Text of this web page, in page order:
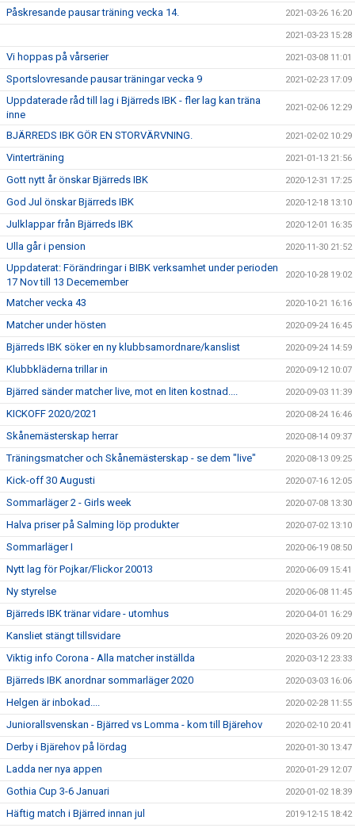
Påskresande pausar träning vecka 14. 2021-03-26 16:20
2021-03-23 15:28
Vi hoppas på vårserier 2021-03-08 11:01
Sportslovresande pausar träningar vecka 9 2021-02-23 17:09
Uppdaterade råd till lag i Bjärreds IBK - fler lag kan träna
inne
2021-02-06 12:29
BJÄRREDS IBK GÖR EN STORVÄRVNING. 2021-02-02 10:29
Vinterträning 2021-01-13 21:56
Gott nytt år önskar Bjärreds IBK 2020-12-31 17:25
God Jul önskar Bjärreds IBK 2020-12-18 13:10
Julklappar från Bjärreds IBK 2020-12-01 16:35
Ulla går i pension 2020-11-30 21:52
Uppdaterat: Förändringar i BIBK verksamhet under perioden
17 Nov till 13 Decemember
2020-10-28 19:02
Matcher vecka 43 2020-10-21 16:16
Matcher under hösten 2020-09-24 16:45
Bjärreds IBK söker en ny klubbsamordnare/kanslist 2020-09-24 14:59
Klubbkläderna trillar in 2020-09-12 10:07
Bjärred sänder matcher live, mot en liten kostnad.... 2020-09-03 11:39
KICKOFF 2020/2021 2020-08-24 16:46
Skånemästerskap herrar 2020-08-14 09:37
Träningsmatcher och Skånemästerskap - se dem "live" 2020-08-13 09:25
Kick-off 30 Augusti 2020-07-16 12:05
Sommarläger 2 - Girls week 2020-07-08 13:30
Halva priser på Salming löp produkter 2020-07-02 13:10
Sommarläger I 2020-06-19 08:50
Nytt lag för Pojkar/Flickor 20013 2020-06-09 15:41
Ny styrelse 2020-06-08 11:45
Bjärreds IBK tränar vidare - utomhus 2020-04-01 16:29
Kansliet stängt tillsvidare 2020-03-26 09:20
Viktig info Corona - Alla matcher inställda 2020-03-12 23:33
Bjärreds IBK anordnar sommarläger 2020 2020-03-03 16:06
Helgen är inbokad.... 2020-02-28 11:55
Juniorallsvenskan - Bjärred vs Lomma - kom till Bjärehov 2020-02-10 20:41
Derby i Bjärehov på lördag 2020-01-30 13:47
Ladda ner nya appen 2020-01-29 12:07
Gothia Cup 3-6 Januari 2020-01-02 18:39
Häftig match i Bjärred innan jul 2019-12-15 18:42